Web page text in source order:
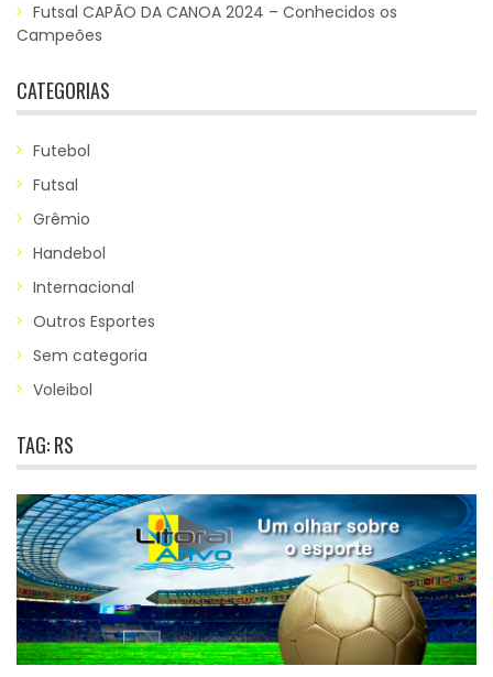
Futsal CAPÃO DA CANOA 2024 – Conhecidos os
Campeões
CATEGORIAS
Futebol
Futsal
Grêmio
Handebol
Internacional
Outros Esportes
Sem categoria
Voleibol
TAG:RS